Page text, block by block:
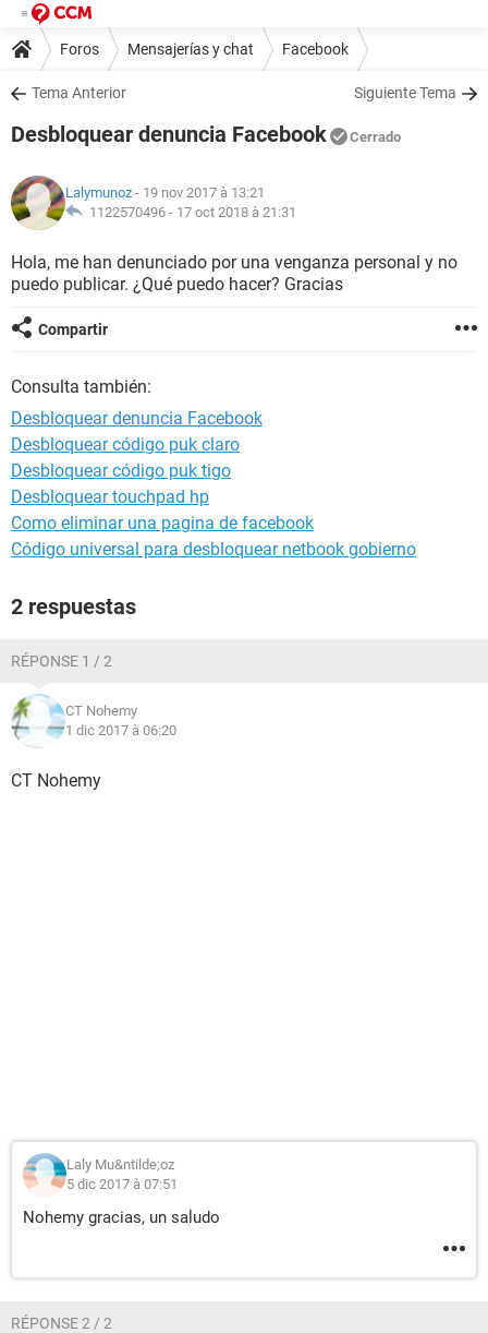
Foros Mensajerías y chat Facebook
Tema Anterior Siguiente Tema
Desbloquear denuncia Facebook Cerrado
Lalymunoz - 19 nov 2017 à 13:21
1122570496 - 17 oct 2018 à 21:31
Hola, me han denunciado por una venganza personal y no
puedo publicar. ¿Qué puedo hacer? Gracias
Compartir
Consulta también:
Desbloquear denuncia Facebook
Desbloquear código puk claro
Desbloquear código puk tigo
Desbloquear touchpad hp
Como eliminar una pagina de facebook
Código universal para desbloquear netbook gobierno
2 respuestas
RÉPONSE 1 / 2
CT Nohemy
1 dic 2017 à 06:20
CT Nohemy
Laly Mu&ntilde;oz
5 dic 2017 à 07:51
Nohemy gracias, un saludo
RÉPONSE 2 / 2